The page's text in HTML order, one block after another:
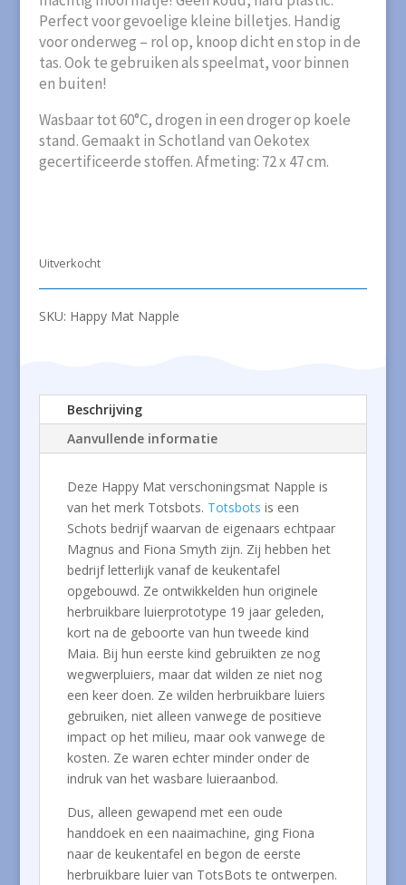
Perfect voor gevoelige kleine billetjes. Handig
voor onderweg – rol op, knoop dicht en stop in de
tas. Ook te gebruiken als speelmat, voor binnen
en buiten!
Wasbaar tot 60°C, drogen in een droger op koele
stand. Gemaakt in Schotland van Oekotex
gecertificeerde stoffen. Afmeting: 72 x 47 cm.
Uitverkocht
SKU: Happy Mat Napple
Beschrijving
Aanvullende informatie
Deze Happy Mat verschoningsmat Napple is
van het merk Totsbots. Totsbots is een
Schots bedrijf waarvan de eigenaars echtpaar
Magnus and Fiona Smyth zijn. Zij hebben het
bedrijf letterlijk vanaf de keukentafel
opgebouwd. Ze ontwikkelden hun originele
herbruikbare luierprototype 19 jaar geleden,
kort na de geboorte van hun tweede kind
Maia. Bij hun eerste kind gebruikten ze nog
wegwerpluiers, maar dat wilden ze niet nog
een keer doen. Ze wilden herbruikbare luiers
gebruiken, niet alleen vanwege de positieve
impact op het milieu, maar ook vanwege de
kosten. Ze waren echter minder onder de
indruk van het wasbare luieraanbod.
Dus, alleen gewapend met een oude
handdoek en een naaimachine, ging Fiona
naar de keukentafel en begon de eerste
herbruikbare luier van TotsBots te ontwerpen.